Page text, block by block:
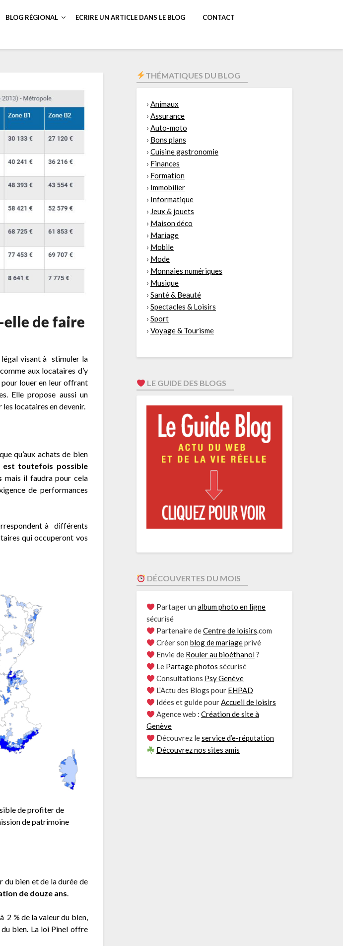
BLOG RÉGIONAL ECRIRE UN ARTICLE DANS LE BLOG CONTACT
elle de faire
visant à stimuler la
aux locataires d’y
louer en leur offrant
Elle propose aussi un
locataires en devenir.
qu’aux achats de bien
est toutefois possible
mais il faudra pour cela
de performances
à différents
qui occuperont vos
de profiter de
de patrimoine
du bien et de la durée de
de douze ans
2 % de la valeur du bien,
bien. La loi Pinel offre
THÉMATIQUES DU BLOG
› Animaux
› Assurance
› Auto-moto
› Bons plans
› Cuisine gastronomie
› Finances
› Formation
› Immobilier
› Informatique
› Jeux & jouets
› Maison déco
› Mariage
› Mobile
› Mode
› Monnaies numériques
› Musique
› Santé & Beauté
› Spectacles & Loisirs
› Sport
› Voyage & Tourisme
LE GUIDE DES BLOGS
DÉCOUVERTES DU MOIS
Partager unalbum photo en ligne
sécurisé
Partenaire deCentre de loisirs.com
Créer sonblog de mariageprivé
Envie de Rouler au bioéthanol?
Le Partage photos sécurisé
Consultations Psy Genève
L’Actu des Blogs pour EHPAD
Idées et guide pourAccueil de loisirs
Agence web :Création de site à
Genève
Découvrez leservice d’e-réputation
Découvrez nos sites amis